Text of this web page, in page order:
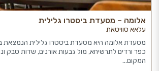
אלומה – מסעדת ביסטרו גלילית
עלאא סוויטאת
מסעדת אלומה היא מסעדת ביסטרו גלילית הנמצאת
כפר ורדים לתרשיחא, מול גבעות אורנים, שדות טבק
המקום...